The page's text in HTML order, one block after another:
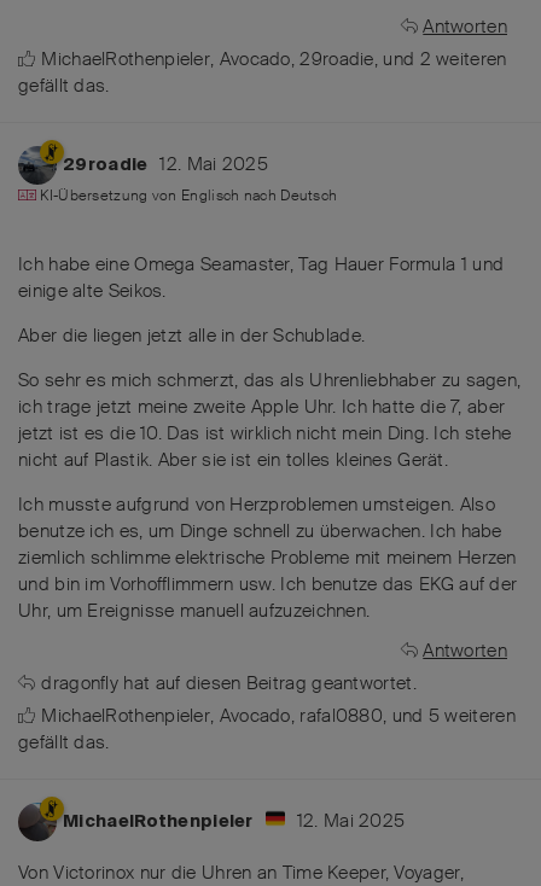
Antworten
MichaelRothenpieler, Avocado,29roadie, und 2 weiteren
gefällt das.
29roadie 12. Mai 2025
KI-Übersetzung von Englisch nach Deutsch
Ich habe eine Omega Seamaster, Tag Hauer Formula 1 und
einige alte Seikos.
Aber die liegen jetzt alle in der Schublade.
So sehr es mich schmerzt, das als Uhrenliebhaber zu sagen,
ich trage jetzt meine zweite Apple Uhr. Ich hatte die 7, aber
jetzt ist es die 10. Das ist wirklich nicht mein Ding. Ich stehe
nicht auf Plastik. Aber sie ist ein tolles kleines Gerät.
Ich musste aufgrund von Herzproblemen umsteigen. Also
benutze ich es, um Dinge schnell zu überwachen. Ich habe
ziemlich schlimme elektrische Probleme mit meinem Herzen
und bin im Vorhofflimmern usw. Ich benutze das EKG auf der
Uhr, um Ereignisse manuell aufzuzeichnen.
Antworten
dragonfly hat auf diesen Beitrag geantwortet.
MichaelRothenpieler, Avocado, rafal0880, und 5 weiteren
gefällt das.
MichaelRothenpieler 12. Mai 2025
Von Victorinox nur die Uhren an Time Keeper, Voyager,